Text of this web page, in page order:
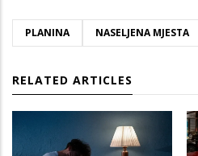
PLANINA NASELJENA MJESTA
RELATED ARTICLES